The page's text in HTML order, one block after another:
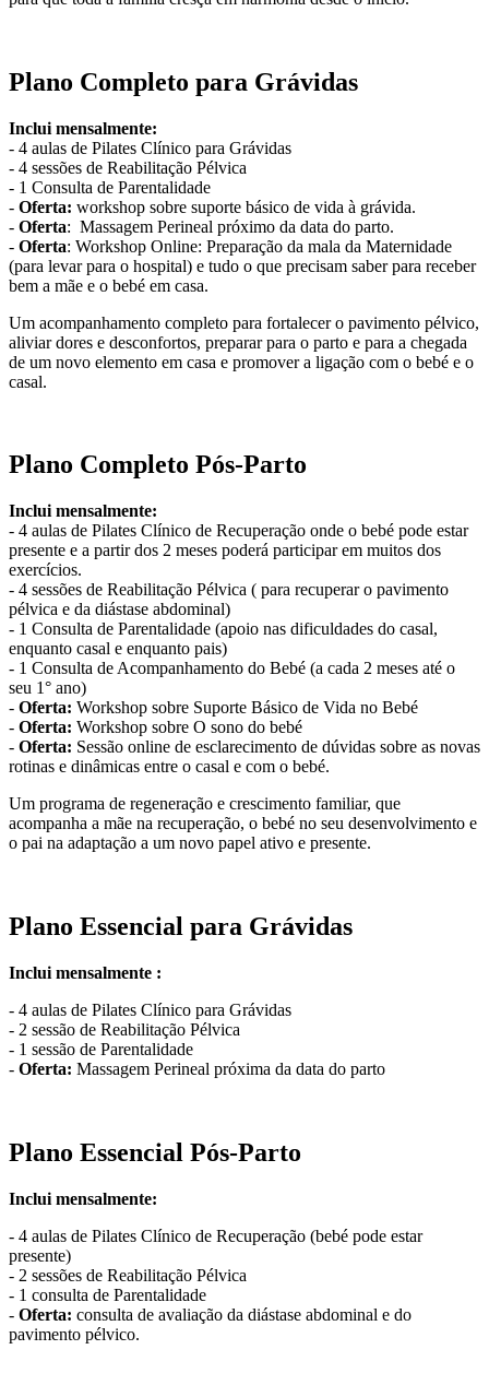
Plano Completo para Grávidas
Inclui mensalmente:
- 4 aulas de Pilates Clínico para Grávidas
- 4 sessões de Reabilitação Pélvica
- 1 Consulta de Parentalidade
- Oferta: workshop sobre suporte básico de vida à grávida.
- Oferta: Massagem Perineal próximo da data do parto.
- Oferta: Workshop Online: Preparação da mala da Maternidade
(para levar para o hospital) e tudo o que precisam saber para receber
bem a mãe e o bebé em casa.
Um acompanhamento completo para fortalecer o pavimento pélvico,
aliviar dores e desconfortos, preparar para o parto e para a chegada
de um novo elemento em casa e promover a ligação com o bebé e o
casal.
Plano Completo Pós-Parto
Inclui mensalmente:
- 4 aulas de Pilates Clínico de Recuperação onde o bebé pode estar
presente e a partir dos 2 meses poderá participar em muitos dos
exercícios.
- 4 sessões de Reabilitação Pélvica ( para recuperar o pavimento
pélvica e da diástase abdominal)
- 1 Consulta de Parentalidade (apoio nas dificuldades do casal,
enquanto casal e enquanto pais)
- 1 Consulta de Acompanhamento do Bebé (a cada 2 meses até o
seu 1° ano)
- Oferta: Workshop sobre Suporte Básico de Vida no Bebé
- Oferta: Workshop sobre O sono do bebé
- Oferta: Sessão online de esclarecimento de dúvidas sobre as novas
rotinas e dinâmicas entre o casal e com o bebé.
Um programa de regeneração e crescimento familiar, que
acompanha a mãe na recuperação, o bebé no seu desenvolvimento e
o pai na adaptação a um novo papel ativo e presente.
Plano Essencial para Grávidas
Inclui mensalmente :
- 4 aulas de Pilates Clínico para Grávidas
- 2 sessão de Reabilitação Pélvica
- 1 sessão de Parentalidade
- Oferta: Massagem Perineal próxima da data do parto
Plano Essencial Pós-Parto
Inclui mensalmente:
- 4 aulas de Pilates Clínico de Recuperação (bebé pode estar
presente)
- 2 sessões de Reabilitação Pélvica
- 1 consulta de Parentalidade
- Oferta: consulta de avaliação da diástase abdominal e do
pavimento pélvico.